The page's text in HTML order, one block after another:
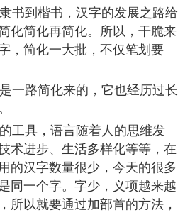
书到楷书，汉字的发展之路给
化简化再简化。所以，干脆来
，简化一大批，不仅笔划要
一路简化来的，它也经历过长
工具，语言随着人的思维发
术进步、生活多样化等等，在
的汉字数量很少，今天的很多
同一个字。字少，义项越来越
所以就要通过加部首的方法，